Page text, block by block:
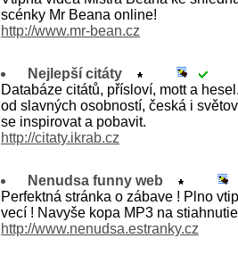
scénky Mr Beana online!
http://www.mr-bean.cz
Nejlepší citáty
Databáze citátů, přísloví, mott a
od slavných osobností, česká i
se inspirovat a pobavit.
http://citaty.ikrab.cz
Nenudsa funny web
Perfektná stránka o zábave ! Plno
vecí ! Navyše kopa MP3 na
http://www.nenudsa.estranky.cz